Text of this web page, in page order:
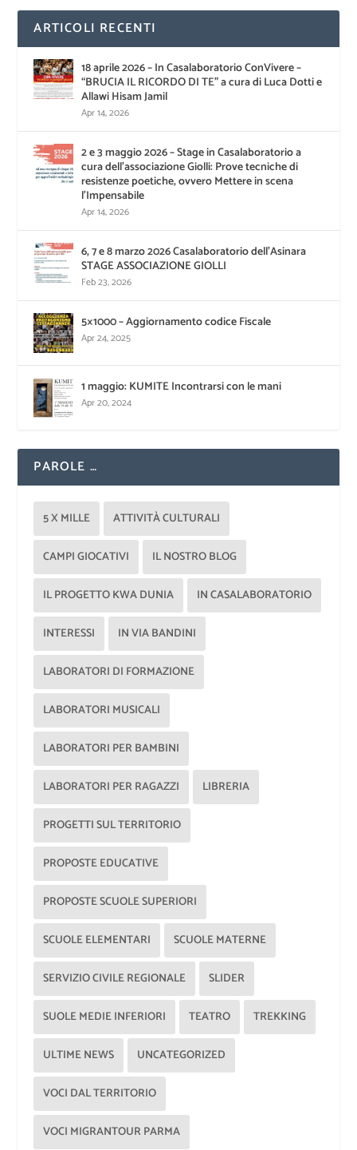
ARTICOLI RECENTI
18 aprile 2026 – In Casalaboratorio ConVivere –
“BRUCIA IL RICORDO DI TE” a cura di Luca Dotti e
Allawi Hisam Jamil
Apr 14, 2026
2 e 3 maggio 2026 – Stage in Casalaboratorio a
cura dell’associazione Giolli: Prove tecniche di
resistenze poetiche, ovvero Mettere in scena
l’Impensabile
Apr 14, 2026
6, 7 e 8 marzo 2026 Casalaboratorio dell’Asinara
STAGE ASSOCIAZIONE GIOLLI
Feb 23, 2026
5×1000 – Aggiornamento codice Fiscale
Apr 24, 2025
1 maggio: KUMITE Incontrarsi con le mani
Apr 20, 2024
PAROLE …
5 X MILLE ATTIVITÀ CULTURALI
CAMPI GIOCATIVI IL NOSTRO BLOG
IL PROGETTO KWA DUNIA IN CASALABORATORIO
INTERESSI IN VIA BANDINI
LABORATORI DI FORMAZIONE
LABORATORI MUSICALI
LABORATORI PER BAMBINI
LABORATORI PER RAGAZZI LIBRERIA
PROGETTI SUL TERRITORIO
PROPOSTE EDUCATIVE
PROPOSTE SCUOLE SUPERIORI
SCUOLE ELEMENTARI SCUOLE MATERNE
SERVIZIO CIVILE REGIONALE SLIDER
SUOLE MEDIE INFERIORI TEATRO TREKKING
ULTIME NEWS UNCATEGORIZED
VOCI DAL TERRITORIO
VOCI MIGRANTOUR PARMA